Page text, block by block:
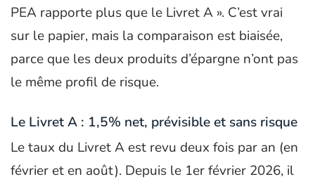
PEA rapporte plus que le Livret A ». C’est vrai
sur le papier, mais la comparaison est biaisée,
parce que les deux produits d’épargne n’ont pas
le même profil de risque.
Le Livret A : 1,5% net, prévisible et sans risque
Le taux du Livret A est revu deux fois par an (en
février et en août). Depuis le 1er février 2026, il